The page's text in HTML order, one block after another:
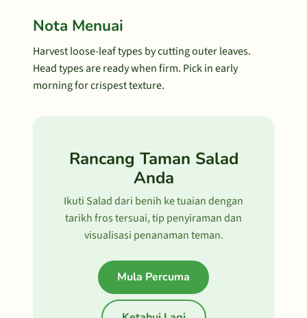
Nota Menuai
Harvest loose-leaf types by cutting outer leaves.
Head types are ready when firm. Pick in early
morning for crispest texture.
Rancang Taman Salad
Anda
Ikuti Salad dari benih ke tuaian dengan
tarikh fros tersuai, tip penyiraman dan
visualisasi penanaman teman.
Mula Percuma